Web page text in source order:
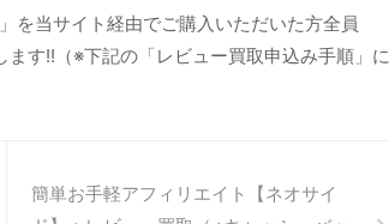
を当サイト経由でご購入いただいた方全員
す!!（※下記の「レビュー買取申込み手順」に
簡単お手軽アフィリエイト【ネオサイ